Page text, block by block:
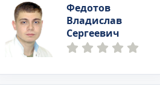
Федотов
Владислав
Сергеевич